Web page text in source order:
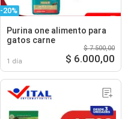
-20%
Purina one alimento para
gatos carne
1 día
$ 7.500,00
$ 6.000,00